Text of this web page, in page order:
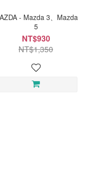
- Mazda 3、Mazda
5
NT$930
NT$1,350